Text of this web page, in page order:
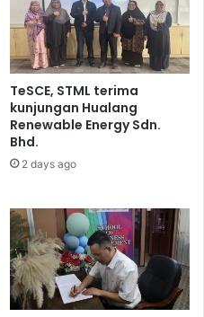
TeSCE, STML terima
kunjungan Hualang
Renewable Energy Sdn.
Bhd.
2 days ago